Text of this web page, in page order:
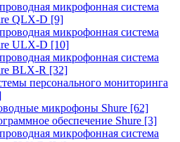
микрофонная система
QLX-D [9]
микрофонная система
ULX-D [10]
микрофонная система
BLX-R [32]
персонального мониторинга
микрофоны Shure [62]
обеспечение Shure [3]
микрофонная система